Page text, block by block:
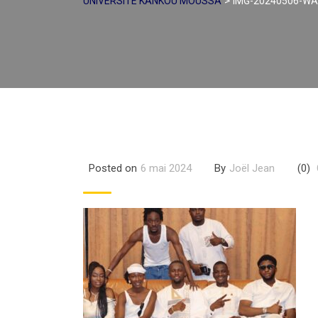
Posted on 6 mai 2024 By Joël Jean (0)